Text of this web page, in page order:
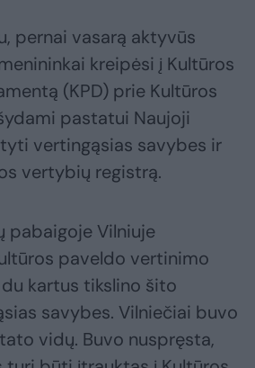
pernai vasarą aktyvūs
kreipėsi į Kultūros
(KPD) prie Kultūros
pastatui Naujoji
vertingąsias savybes ir
vertybių registrą.
pabaigoje Vilniuje
paveldo vertinimo
kartus tikslino šito
savybes. Vilniečiai buvo
vidų. Buvo nuspręsta,